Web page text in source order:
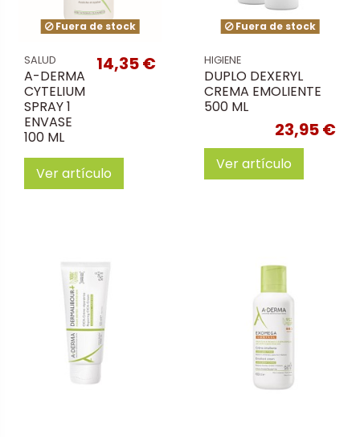
Fuera de stock
SALUD
A-DERMA
CYTELIUM
SPRAY 1
ENVASE
100 ML
14,35 €
Ver artículo
Fuera de stock
HIGIENE
DUPLO DEXERYL
CREMA EMOLIENTE
500 ML
23,95 €
Ver artículo